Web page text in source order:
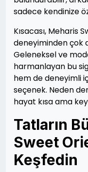
sadece kendinize
Kısacası, Meharis
deneyiminden çok
Geleneksel ve
harmanlayan bu
hem de deneyimli
seçenek. Neden
hayat kısa ama
Tatların
Sweet
Keşfedin